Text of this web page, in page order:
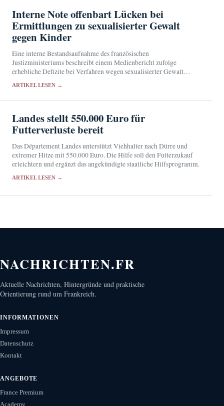
Interne Note offenbart Lücken bei
Ermittlungen zu sexualisierter Gewalt
gegen Kinder
Eine interne Bestandsaufnahme des französischen
Justizministeriums beschreibt einem Medienbericht zufolge
erhebliche Defizite bei Verfahren wegen sexualisierter Gewalt
Ursachen seit Jahren für bekannt.
ARTIKEL LESEN →
Landes stellt 550.000 Euro für
Futterverluste bereit
Das Département Landes unterstützt Viehhalter nach Dürre und
extremer Hitze mit 550.000 Euro. Die Hilfe soll den Futterzukauf
erleichtern und ergänzt das angekündigte staatliche Hilfsprogramm.
ARTIKEL LESEN →
NACHRICHTEN.FR
Aktuelle Nachrichten, Hintergründe und praktische
Orientierung rund um Frankreich.
INFORMATIONEN
Impressum
Datenschutz
Kontakt
ANGEBOTE
France Premium
Academy